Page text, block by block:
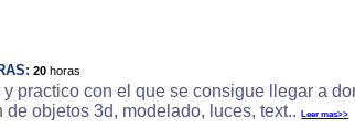
20 horas
practico con el que se consigue llegar a
objetos 3d, modelado, luces, text..Leer mas>>